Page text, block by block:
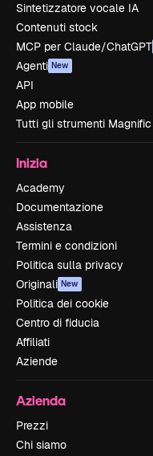
Sintetizzatore vocale IA
Contenuti stock
MCP per Claude/ChatGPT
Agenti New
API
App mobile
Tutti gli strumenti Magnific
Inizia
Academy
Documentazione
Assistenza
Termini e condizioni
Politica sulla privacy
Originali New
Politica dei cookie
Centro di fiducia
Affiliati
Aziende
Azienda
Prezzi
Chi siamo